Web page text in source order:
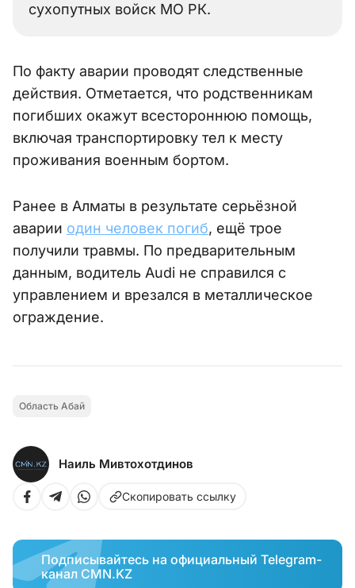
cухопутных войск МО РК.
По факту аварии проводят следственные
действия. Отметается, что родственникам
погибших окажут всестороннюю помощь,
включая транспортировку тел к месту
проживания военным бортом.
Ранее в Алматы в результате серьёзной
аварии один человек погиб, ещё трое
получили травмы. По предварительным
данным, водитель Audi не справился с
управлением и врезался в металлическое
ограждение.
Область Абай
Наиль Мивтохотдинов
Скопировать ссылку
Подписывайтесь на официальный Telegram-
канал CMN.KZ